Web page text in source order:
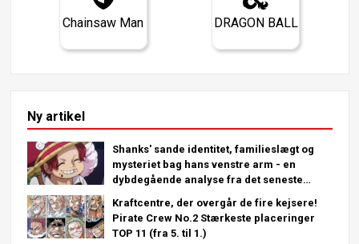
Chainsaw Man DRAGON BALL
Ny artikel
Shanks' sande identitet, familieslægt og
mysteriet bag hans venstre arm - en
dybdegående analyse fra det seneste
Kraftcentre, der overgår de fire kejsere!
Pirate Crew No.2 Stærkeste placeringer
TOP 11 (fra 5. til 1.)